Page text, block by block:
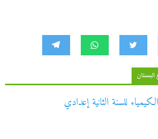
للسنة الثانية إعدادي